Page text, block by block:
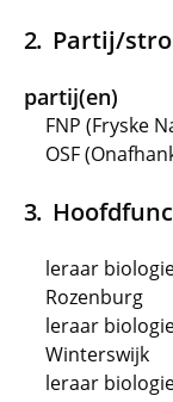
Partij/
partij(en)
FNP (Fryske
OSF
leraar
Rozenburg
leraar
Winterswijk
leraar